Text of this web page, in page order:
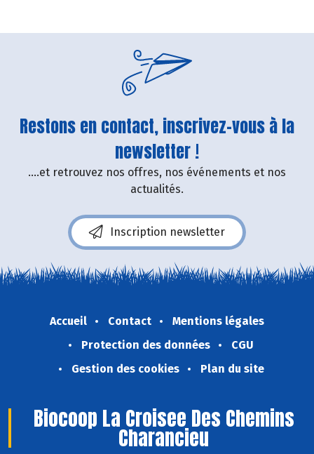
Restons en contact, inscrivez-vous à la
newsletter !
....et retrouvez nos offres, nos événements et nos
actualités.
Inscription newsletter
Accueil Contact
Mentions légales
Protection des données
CGU
Gestion des cookies
Plan du site
Biocoop La Croisee Des Chemins
Charancieu